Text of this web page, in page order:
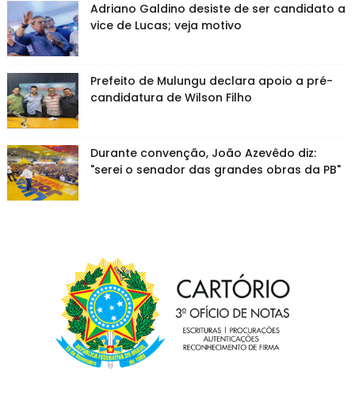
Adriano Galdino desiste de ser candidato a
vice de Lucas; veja motivo
Prefeito de Mulungu declara apoio a pré-
candidatura de Wilson Filho
Durante convenção, João Azevêdo diz:
"serei o senador das grandes obras da PB"